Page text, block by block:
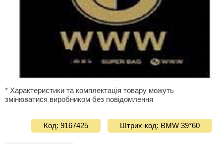
* Характеристики та комплектація товару можуть
змінюватися виробником без повідомлення
Код: 9167425 Штрих-код: BMW 39*60